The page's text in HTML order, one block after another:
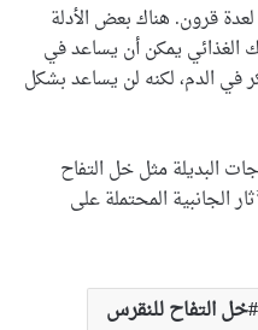
قرون. هناك بعض الأدلة
يمكن أن يساعد في
في الدم، لكنه لن يساعد بشكل
البديلة مثل خل التفاح
الجانبية المحتملة على
خل التفاح للنقرس